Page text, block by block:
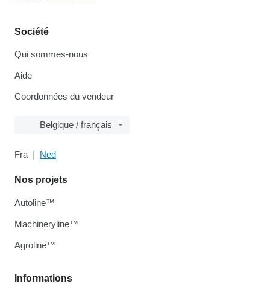
Société
Qui sommes-nous
Aide
Coordonnées du vendeur
Belgique / français
Fra Ned
Informations
Nos projets
Autoline™
Machineryline™
Agroline™